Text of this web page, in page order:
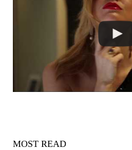
MOST READ